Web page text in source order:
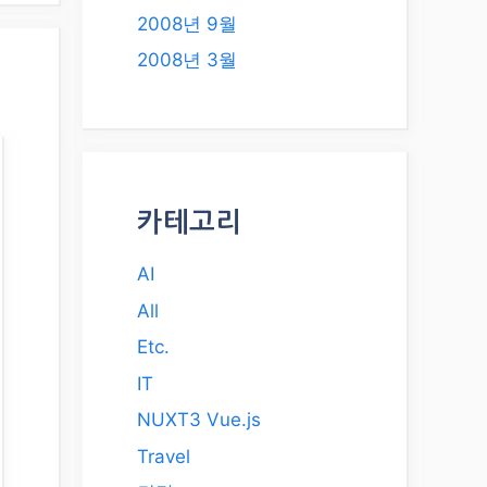
2008년 9월
2008년 3월
카테고리
AI
All
Etc.
IT
NUXT3 Vue.js
Travel